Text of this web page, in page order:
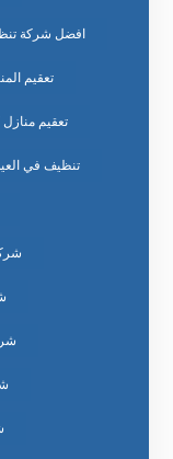
افضل شركة
تعقيم
تعقيم منازل
تنظيف في